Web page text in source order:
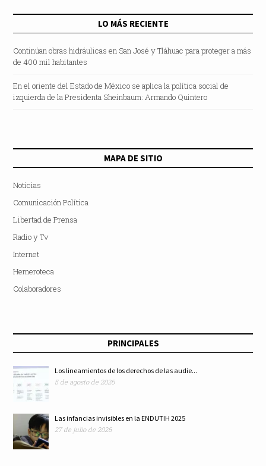
LO MÁS RECIENTE
Continúan obras hidráulicas en San José y Tláhuac para proteger a más
de 400 mil habitantes
En el oriente del Estado de México se aplica la política social de
izquierda de la Presidenta Sheinbaum: Armando Quintero
MAPA DE SITIO
Noticias
Comunicación Política
Libertad de Prensa
Radio y Tv
Internet
Hemeroteca
Colaboradores
PRINCIPALES
Los lineamientos de los derechos de las audie...
5 de agosto de 2026
Las infancias invisibles en la ENDUTIH 2025
27 de julio de 2026